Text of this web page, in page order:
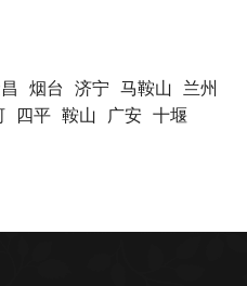
烟台 济宁 马鞍山
兰州
四平 鞍山 广安 十堰